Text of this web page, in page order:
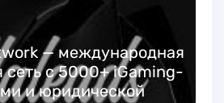
— международная
сеть с 5000+ iGaming-
и юридической